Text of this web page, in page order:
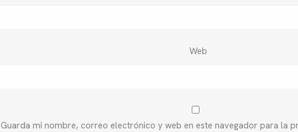
Web
Guarda mi nombre, correo electrónico y web en este navegador para la